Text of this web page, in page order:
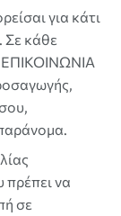
για κάτι
Σε κάθε
πρέπει να
σε